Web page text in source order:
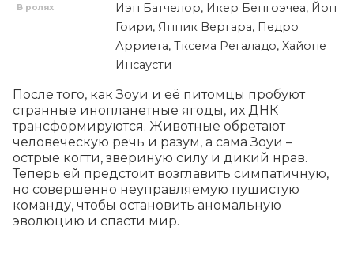
В ролях
Иэн Батчелор, Икер Бенгоэчеа, Йон
Гоири, Янник Вергара, Педро
Арриета, Тксема Регаладо, Хайоне
Инсаусти
После того, как Зоуи и её питомцы пробуют
странные инопланетные ягоды, их ДНК
трансформируются. Животные обретают
человеческую речь и разум, а сама Зоуи –
острые когти, звериную силу и дикий нрав.
Теперь ей предстоит возглавить симпатичную,
но совершенно неуправляемую пушистую
команду, чтобы остановить аномальную
эволюцию и спасти мир.